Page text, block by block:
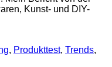
Kunst- und DIY-
, Produkttest, Trends,